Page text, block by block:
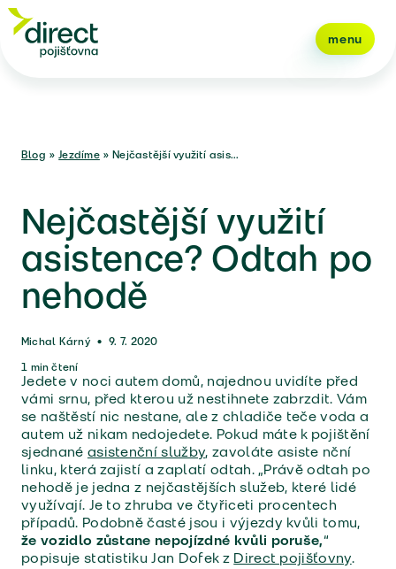
menu
Blog » Jezdíme » Nejčastější využití asis...
Nejčastější využití
asistence? Odtah po
nehodě
Michal Kárný • 9. 7. 2020
1 min čtení
Jedete v noci autem domů, najednou uvidíte před
vámi srnu, před kterou už nestihnete zabrzdit. Vám
se naštěstí nic nestane, ale z chladiče teče voda a
autem už nikam nedojedete. Pokud máte k pojištění
sjednané asistenční služby, zavoláte asiste nční
linku, která zajistí a zaplatí odtah. „Právě odtah po
nehodě je jedna z nejčastějších služeb, které lidé
využívají. Je to zhruba ve čtyřiceti procentech
případů. Podobně časté jsou i výjezdy kvůli tomu,
že vozidlo zůstane nepojízdné kvůli poruše,“
popisuje statistiku Jan Dofek z Direct pojišťovny.